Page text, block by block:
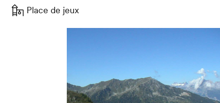
Place de jeux